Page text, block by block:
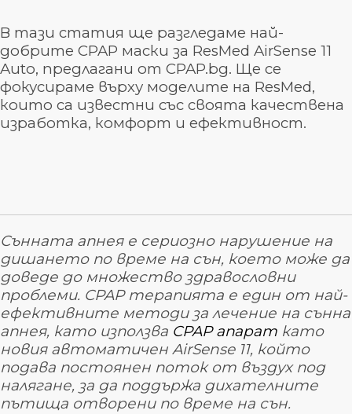
В тази статия ще разгледаме най-
добрите CPAP маски за ResMed AirSense 11
Auto, предлагани от CPAP.bg. Ще се
фокусираме върху моделите на ResMed,
които са известни със своята качествена
изработка, комфорт и ефективност.
Сънната апнея е сериозно нарушение на
дишането по време на сън, което може да
доведе до множество здравословни
проблеми. CPAP терапията е един от най-
ефективните методи за лечение на сънна
апнея, като използва CPAP апарат като
новия автоматичен AirSense 11, който
подава постоянен поток от въздух под
налягане, за да поддържа дихателните
пътища отворени по време на сън.